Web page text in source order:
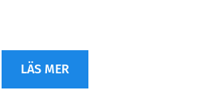
LÄS MER